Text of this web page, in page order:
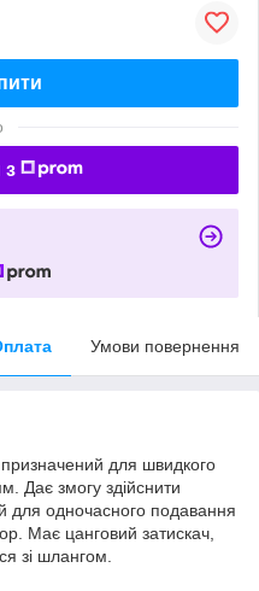
з
Умови повернення
для швидкого
Дає змогу здійснити
для одночасного подавання
Має цанговий затискач,
зі шлангом.